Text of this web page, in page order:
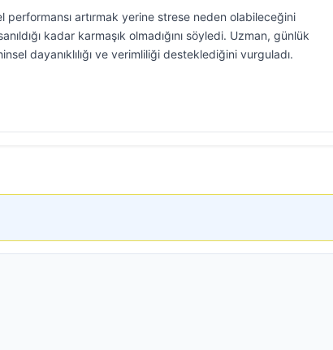
performansı artırmak yerine strese neden olabileceğini
kadar karmaşık olmadığını söyledi. Uzman, günlük
dayanıklılığı ve verimliliği desteklediğini vurguladı.